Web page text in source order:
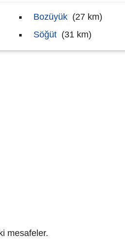
Bozüyük (27 km)
Söğüt (31 km)
mesafeler.